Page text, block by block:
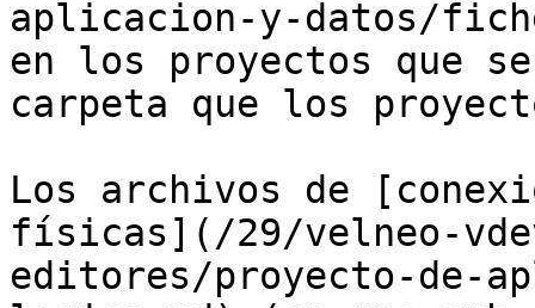
aplicacion-y-datos/
en los proyectos que
carpeta que los
Los archivos de
físicas](/29/velneo-
editores/proyecto-de-